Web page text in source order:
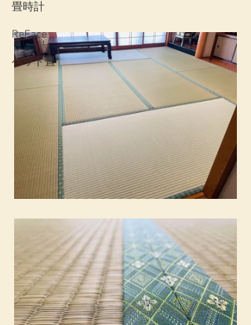
畳時計
ReFace
ベッド畳